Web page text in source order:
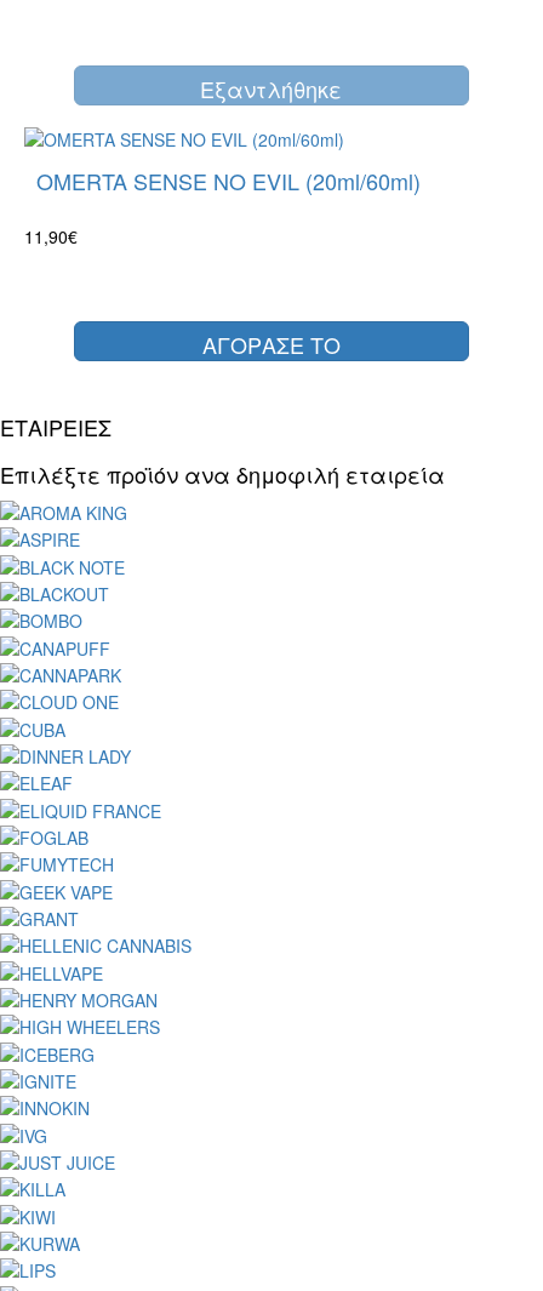
Eξαντλήθηκε
OMERTA SENSE NO EVIL (20ml/60ml)
11,90€
ΑΓΟΡΑΣΕ ΤΟ
ΕΤΑΙΡΕΙΕΣ
Επιλέξτε προϊόν ανα δημοφιλή εταιρεία